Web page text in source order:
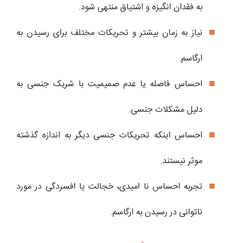
به فقدان انگیزه و اشتیاق منتهی شود.
نیاز به زمان بیشتر و تحریکات مختلف برای رسیدن به
ارگاسم.
احساس فاصله یا عدم صمیمیت با شریک جنسی به
دلیل مشکلات جنسی.
احساس اینکه تحریکات جنسی دیگر به اندازه گذشته
موثر نیستند.
تجربه احساس نا امیدی، خجالت یا افسردگی در مورد
ناتوانی در رسیدن به ارگاسم.